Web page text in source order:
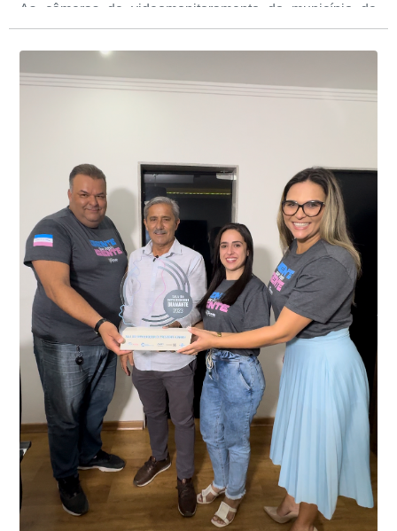
As câmeras de videomonitoramento do município de
Presidente Kennedy identificaram neste fim de semana,
01 de junho, uma motocicleta com indícios de
adulteração, imediatamente, a central de
videomonitoramento acionou a Guarda Civil Municipal,
Durante a abordagem a adulteração foi comprovada,
através da conferência do Chassi, a motocicleta, bem
conta do sistema de videomonitoramento instalado
recentemente em todo o município de Presidente
Kennedy, o sistema é integrado com outros municípios
do país, sendo possível a identificação de veículos por
meio do cruzamento de informações, nesse caso
específico, com dados de uma cidade do Estado do Rio
de Janeiro.
“Mais de 100 câmeras foram instaladas na sede e no
interior de Presidente Kennedy, garantindo mais
segurança à população, seja nas ruas, no comércio, os
produtores agropecuários. Estamos no rumo certo,
parabéns a todos os servidores que contribuem para a
segurança da nossa cidade”, destaca o prefeito Dorlei
Fontão.